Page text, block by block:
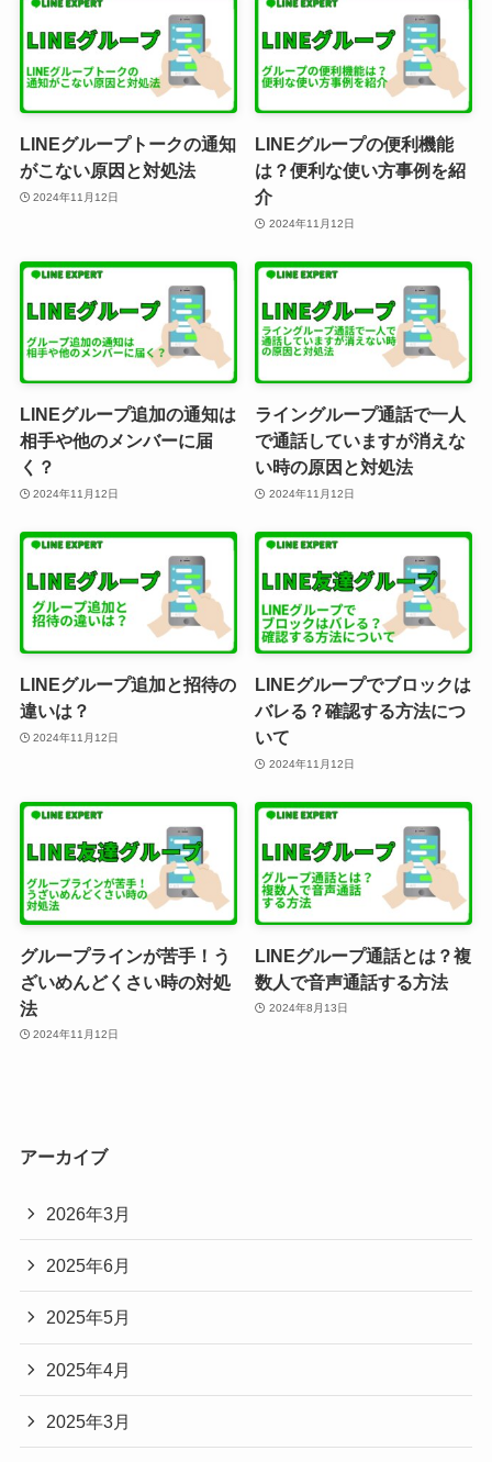
LINEグループトークの通知
がこない原因と対処法
2024年11月12日
LINEグループの便利機能
は？便利な使い方事例を紹
介
2024年11月12日
LINEグループ追加の通知は
相手や他のメンバーに届
く？
2024年11月12日
ライングループ通話で一人
で通話していますが消えな
い時の原因と対処法
2024年11月12日
LINEグループ追加と招待の
違いは？
2024年11月12日
LINEグループでブロックは
バレる？確認する方法につ
いて
2024年11月12日
グループラインが苦手！う
ざいめんどくさい時の対処
法
2024年11月12日
LINEグループ通話とは？複
数人で音声通話する方法
2024年8月13日
アーカイブ
2026年3月
2025年6月
2025年5月
2025年4月
2025年3月